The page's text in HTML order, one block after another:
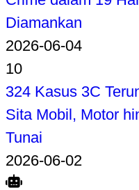
Diamankan
2026-06-04
10
324 Kasus 3C
Sita Mobil, Motor
Tunai
2026-06-02